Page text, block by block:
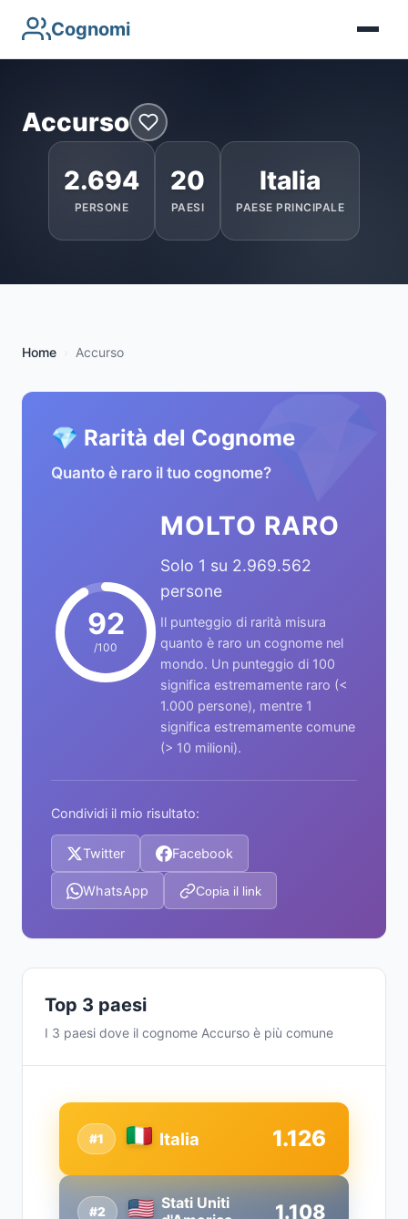
Cognomi
Accurso
2.694
PERSONE
20
PAESI
Italia
PAESE PRINCIPALE
Home Accurso
💎
💎 Rarità del Cognome
Quanto è raro il tuo cognome?
92
/100
MOLTO RARO
Solo 1 su 2.969.562
persone
Il punteggio di rarità misura
quanto è raro un cognome nel
mondo. Un punteggio di 100
significa estremamente raro (<
1.000 persone), mentre 1
significa estremamente comune
(> 10 milioni).
Condividi il mio risultato:
Twitter Facebook
WhatsApp Copia il link
Top 3 paesi
I 3 paesi dove il cognome Accurso è più comune
#2
Stati Uniti
1.108
#1 Italia 1.126